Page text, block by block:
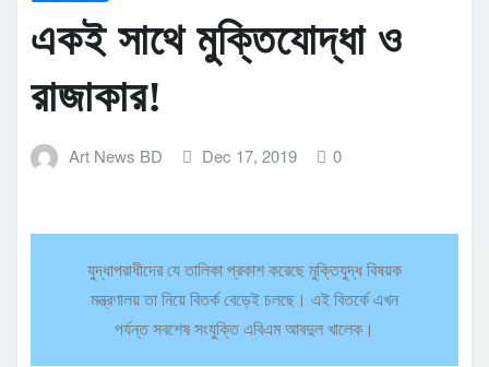
একই সাথে মুক্তিযোদ্ধা ও
রাজাকার!
Art News BD Dec 17, 2019 0
যুদ্ধাপরাধীদের যে তালিকা প্রকাশ করেছে মুক্তিযুদ্ধ বিষয়ক
মন্ত্রণালয় তা নিয়ে বিতর্ক বেড়েই চলছে। এই বিতর্কে এখন
পর্যন্ত সবশেষ সংযুক্তি এবিএম আবদুল খালেক।